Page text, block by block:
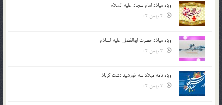
ویژه میلاد امام سجاد علیه السلام
ویژه میلاد حضرت ابوالفضل علیه السلام
ویژه نامه میلاد سه خورشید دشت کربلا